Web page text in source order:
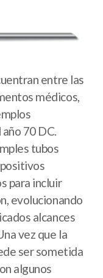
entre las
médicos,
70 DC.
tubos
para incluir
evolucionando
alcances
vez que la
ser sometida
algunos